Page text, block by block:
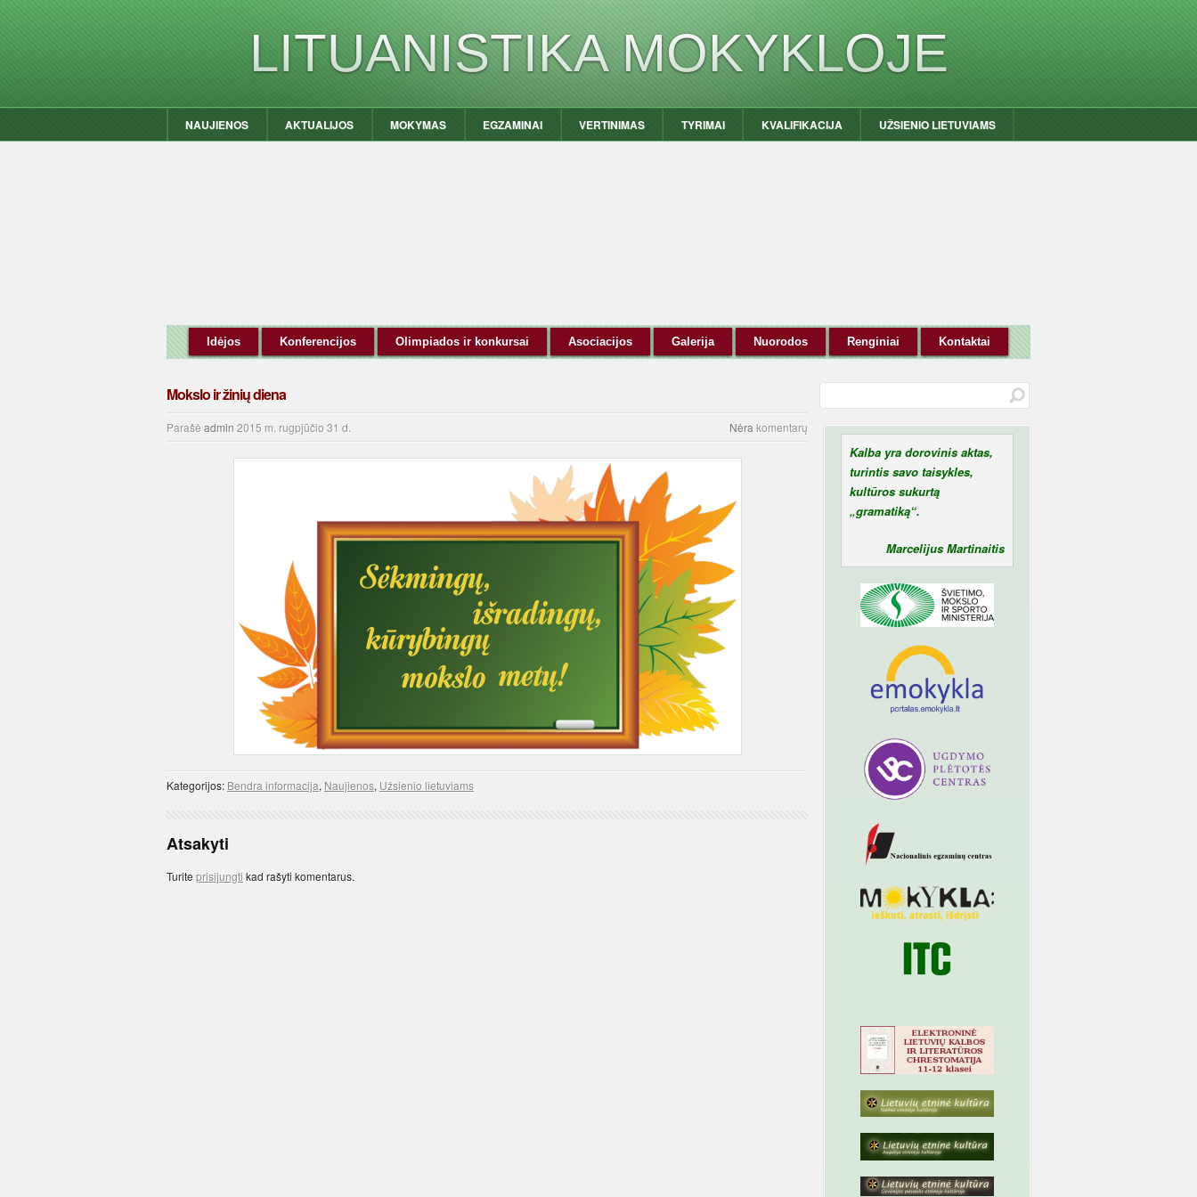
LITUANISTIKA MOKYKLOJE
NAUJIENOS AKTUALIJOS MOKYMAS EGZAMINAI VERTINIMAS TYRIMAI KVALIFIKACIJA UŽSIENIO LIETUVIAMS
Idėjos Konferencijos Olimpiados ir konkursai Asociacijos Galerija Nuorodos Renginiai Kontaktai
Mokslo ir žinių diena
Parašė admin 2015 m. rugpjūčio 31 d. Nėra komentarų
Kategorijos: Bendra informacija, Naujienos, Užsienio lietuviams
Atsakyti
Turite prisijungti kad rašyti komentarus.
Kalba yra dorovinis aktas,
turintis savo taisykles,
kultūros sukurtą
„gramatiką“.
Marcelijus Martinaitis